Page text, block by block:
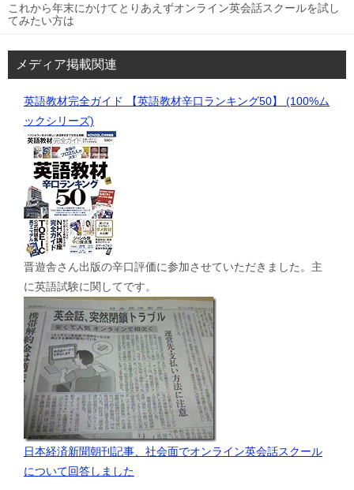
これから年末にかけてとりあえずオンライン英会話スクールを試し
てみたい方は
メディア掲載関連
英語教材完全ガイド 【英語教材辛口ランキング50】 (100%ム
ックシリーズ)
晋遊舎さん出版の辛口評価に参加させていただきました。主
に英語試験に関してです。
日本経済新聞朝刊記事、社会面でオンライン英会話スクール
について回答しました